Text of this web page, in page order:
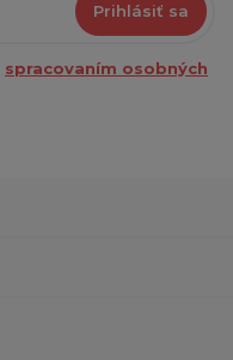
Prihlásiť sa
spracovaním osobných